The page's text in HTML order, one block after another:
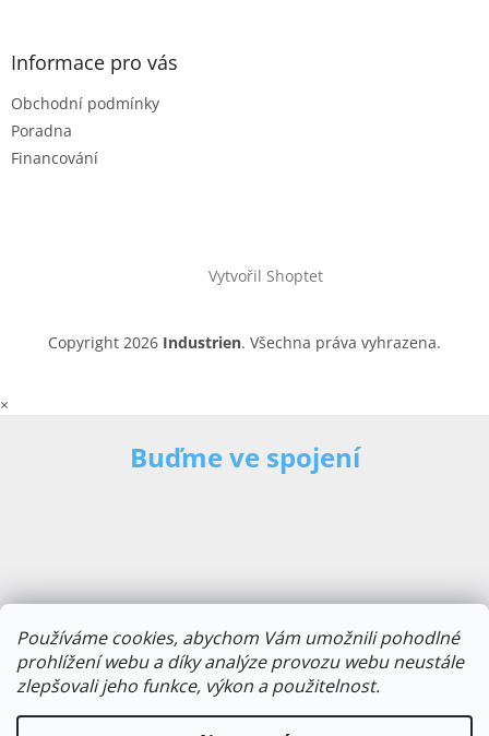
Používáme cookies, abychom Vám umožnili pohodlné
prohlížení webu a díky analýze provozu webu neustále
zlepšovali jeho funkce, výkon a použitelnost.
Informace pro vás
Obchodní podmínky
Poradna
Financování
Vytvořil Shoptet
Copyright 2026 Industrien. Všechna práva vyhrazena.
×
Buďme ve spojení
E-mailová adresa